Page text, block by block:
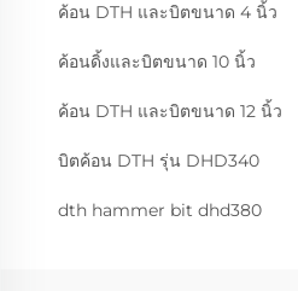
ค้อน DTH และบิตขนาด 4 นิ้ว
ค้อนดิ้งและบิตขนาด 10 นิ้ว
ค้อน DTH และบิตขนาด 12 นิ้ว
บิตค้อน DTH รุ่น DHD340
dth hammer bit dhd380